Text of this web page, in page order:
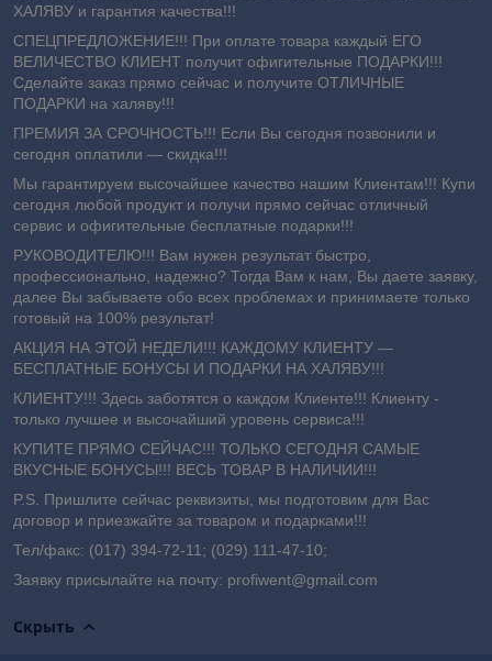
ХАЛЯВУ и гарантия качества!!!
СПЕЦПРЕДЛОЖЕНИЕ!!! При оплате товара каждый ЕГО
ВЕЛИЧЕСТВО КЛИЕНТ получит офигительные ПОДАРКИ!!!
Сделайте заказ прямо сейчас и получите ОТЛИЧНЫЕ
ПОДАРКИ на халяву!!!
ПРЕМИЯ ЗА СРОЧНОСТЬ!!! Если Вы сегодня позвонили и
сегодня оплатили ― скидка!!!
Мы гарантируем высочайшее качество нашим Клиентам!!! Купи
сегодня любой продукт и получи прямо сейчас отличный
сервис и офигительные бесплатные подарки!!!
РУКОВОДИТЕЛЮ!!! Вам нужен результат быстро,
профессионально, надежно? Тогда Вам к нам, Вы даете заявку,
далее Вы забываете обо всех проблемах и принимаете только
готовый на 100% результат!
АКЦИЯ НА ЭТОЙ НЕДЕЛИ!!! КАЖДОМУ КЛИЕНТУ —
БЕСПЛАТНЫЕ БОНУСЫ И ПОДАРКИ НА ХАЛЯВУ!!!
КЛИЕНТУ!!! Здесь заботятся о каждом Клиенте!!! Клиенту -
только лучшее и высочайший уровень сервиса!!!
КУПИТЕ ПРЯМО СЕЙЧАС!!! ТОЛЬКО СЕГОДНЯ САМЫЕ
ВКУСНЫЕ БОНУСЫ!!! ВЕСЬ ТОВАР В НАЛИЧИИ!!!
P.S. Пришлите сейчас реквизиты, мы подготовим для Вас
договор и приезжайте за товаром и подарками!!!
Тел/факс: (017) 394-72-11; (029) 111-47-10;
Заявку присылайте на почту: profiwent@gmail.com
Скрыть